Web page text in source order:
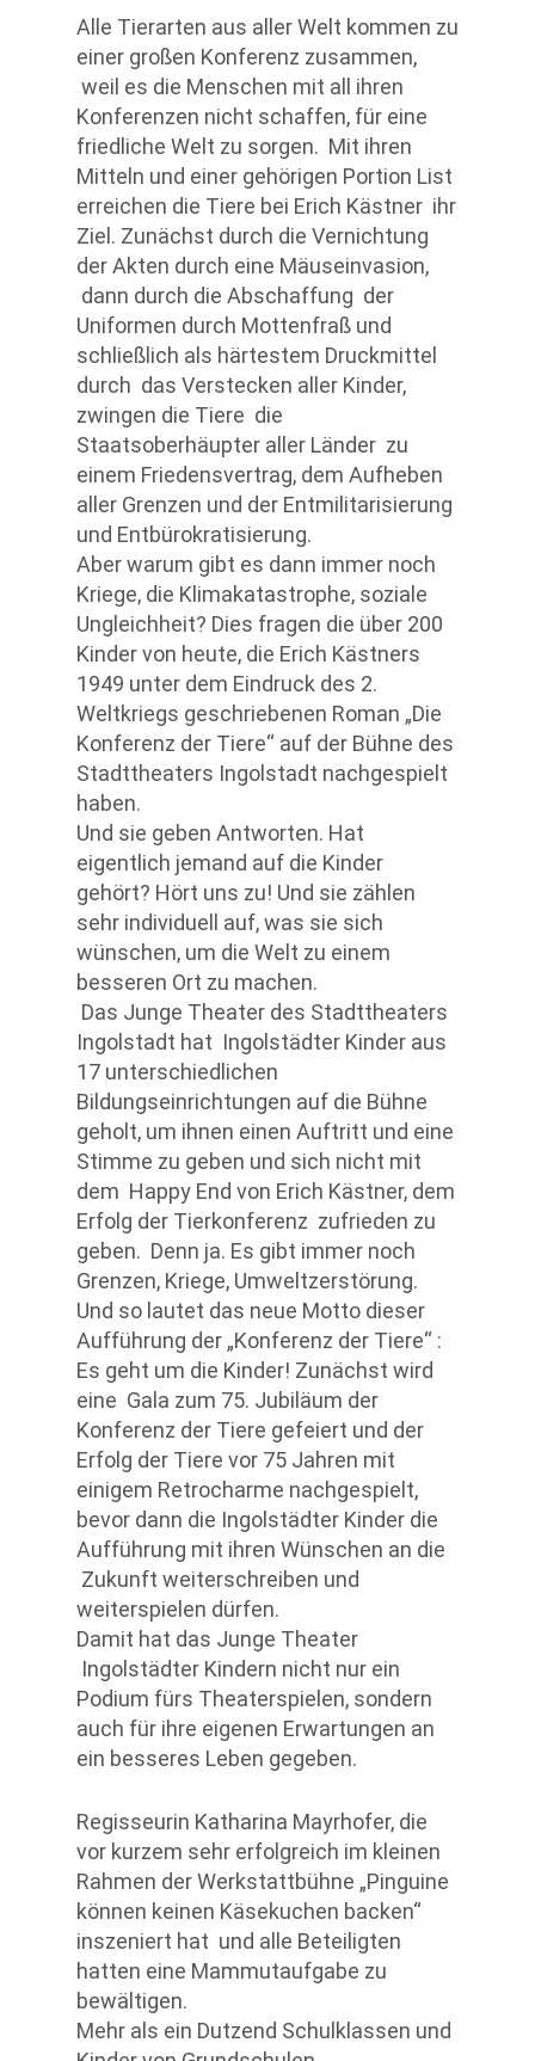
Alle Tierarten aus aller Welt kommen zu
einer großen Konferenz zusammen,
weil es die Menschen mit all ihren
Konferenzen nicht schaffen, für eine
friedliche Welt zu sorgen. Mit ihren
Mitteln und einer gehörigen Portion List
erreichen die Tiere bei Erich Kästner ihr
Ziel. Zunächst durch die Vernichtung
der Akten durch eine Mäuseinvasion,
dann durch die Abschaffung der
Uniformen durch Mottenfraß und
schließlich als härtestem Druckmittel
durch das Verstecken aller Kinder,
zwingen die Tiere die
Staatsoberhäupter aller Länder zu
einem Friedensvertrag, dem Aufheben
aller Grenzen und der Entmilitarisierung
und Entbürokratisierung.
Aber warum gibt es dann immer noch
Kriege, die Klimakatastrophe, soziale
Ungleichheit? Dies fragen die über 200
Kinder von heute, die Erich Kästners
1949 unter dem Eindruck des 2.
Weltkriegs geschriebenen Roman „Die
Konferenz der Tiere“ auf der Bühne des
Stadttheaters Ingolstadt nachgespielt
haben.
Und sie geben Antworten. Hat
eigentlich jemand auf die Kinder
gehört? Hört uns zu! Und sie zählen
sehr individuell auf, was sie sich
wünschen, um die Welt zu einem
besseren Ort zu machen.
Das Junge Theater des Stadttheaters
Ingolstadt hat Ingolstädter Kinder aus
17 unterschiedlichen
Bildungseinrichtungen auf die Bühne
geholt, um ihnen einen Auftritt und eine
Stimme zu geben und sich nicht mit
dem Happy End von Erich Kästner, dem
Erfolg der Tierkonferenz zufrieden zu
geben. Denn ja. Es gibt immer noch
Grenzen, Kriege, Umweltzerstörung.
Und so lautet das neue Motto dieser
Aufführung der „Konferenz der Tiere“ :
Es geht um die Kinder! Zunächst wird
eine Gala zum 75. Jubiläum der
Konferenz der Tiere gefeiert und der
Erfolg der Tiere vor 75 Jahren mit
einigem Retrocharme nachgespielt,
bevor dann die Ingolstädter Kinder die
Aufführung mit ihren Wünschen an die
Zukunft weiterschreiben und
weiterspielen dürfen.
Damit hat das Junge Theater
Ingolstädter Kindern nicht nur ein
Podium fürs Theaterspielen, sondern
auch für ihre eigenen Erwartungen an
ein besseres Leben gegeben.
Regisseurin Katharina Mayrhofer, die
vor kurzem sehr erfolgreich im kleinen
Rahmen der Werkstattbühne „Pinguine
können keinen Käsekuchen backen“
inszeniert hat und alle Beteiligten
hatten eine Mammutaufgabe zu
bewältigen.
Mehr als ein Dutzend Schulklassen und